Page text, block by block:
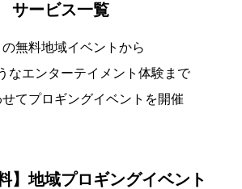
サービス一覧
無料地域イベントから
なエンターテイメント体験まで
せてプロギングイベントを開催
】地域プロギングイベント